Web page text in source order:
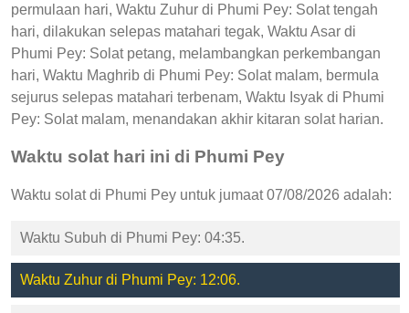
permulaan hari, Waktu Zuhur di Phumi Pey: Solat tengah
hari, dilakukan selepas matahari tegak, Waktu Asar di
Phumi Pey: Solat petang, melambangkan perkembangan
hari, Waktu Maghrib di Phumi Pey: Solat malam, bermula
sejurus selepas matahari terbenam, Waktu Isyak di Phumi
Pey: Solat malam, menandakan akhir kitaran solat harian.
Waktu solat hari ini di Phumi Pey
Waktu solat di Phumi Pey untuk jumaat 07/08/2026 adalah:
Waktu Subuh di Phumi Pey: 04:35.
Waktu Zuhur di Phumi Pey: 12:06.